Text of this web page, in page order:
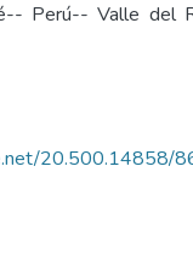
Perú-- Valle del
20.500.14858/